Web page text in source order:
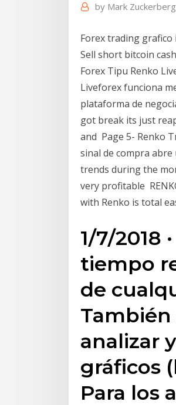
by Mark Zuckerberg
Forex trading
Sell short bitcoin
Forex Tipu Renko
Liveforex funciona
plataforma de
got break its just
and Page 5- Renko
sinal de compra abre
trends during the
very profitable
with Renko is total
1/7/2018
tiempo
de
analizar
gráficos
Para los